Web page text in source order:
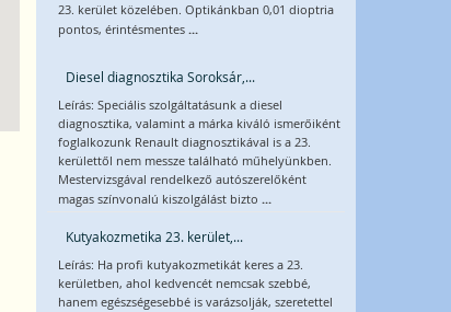
23. kerület közelében. Optikánkban 0,01 dioptria
pontos, érintésmentes ...
Diesel diagnosztika Soroksár,...
Leírás: Speciális szolgáltatásunk a diesel
diagnosztika, valamint a márka kiváló ismerőiként
foglalkozunk Renault diagnosztikával is a 23.
kerülettől nem messze található műhelyünkben.
Mestervizsgával rendelkező autószerelőként
magas színvonalú kiszolgálást bizto ...
Kutyakozmetika 23. kerület,...
Leírás: Ha profi kutyakozmetikát keres a 23.
kerületben, ahol kedvencét nemcsak szebbé,
hanem egészségesebbé is varázsolják, szeretettel